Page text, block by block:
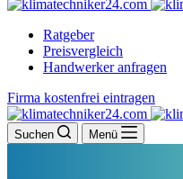
Ratgeber
Preisvergleich
Handwerker anfragen
Firma kostenfrei eintragen
Suchen Menü